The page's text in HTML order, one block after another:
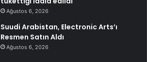
Ağustos 6, 2026
Suudi Arabistan, Electronic Arts’ı
Resmen Satın Aldı
Ağustos 6, 2026